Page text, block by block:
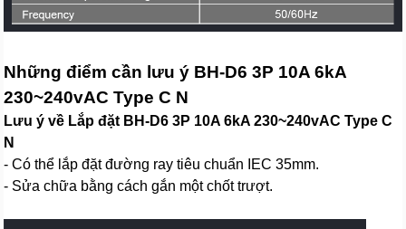
Những điểm cần lưu ý BH-D6 3P 10A 6kA
230~240vAC Type C N
Lưu ý về Lắp đặt BH-D6 3P 10A 6kA 230~240vAC Type C
N
- Có thể lắp đặt đường ray tiêu chuẩn IEC 35mm.
- Sửa chữa bằng cách gắn một chốt trượt.